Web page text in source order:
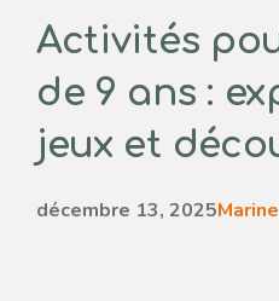
Activités
de 9 ans :
jeux et
décembre 13, 2025